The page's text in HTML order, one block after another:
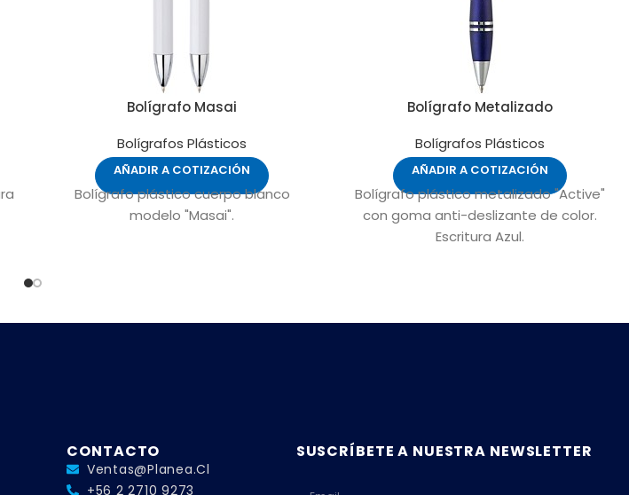
Bolígrafo Masai
Bolígrafos Plásticos
AÑADIR A COTIZACIÓN
Bolígrafo plástico cuerpo blanco
modelo "Masai".
Bolígrafo Metalizado
Bolígrafos Plásticos
AÑADIR A COTIZACIÓN
Bolígrafo plástico metalizado "Active"
con goma anti-deslizante de color.
Escritura Azul.
CONTACTO
Ventas@planea.cl
+56 2 2710 9273
SUSCRÍBETE A NUESTRA NEWSLETTER